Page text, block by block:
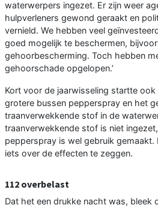
waterwerpers ingezet. Er zijn weer
hulpverleners gewond geraakt en
vernield. We hebben veel
goed mogelijk te beschermen,
gehoorbescherming. Toch hebben
gehoorschade opgelopen.’
Kort voor de jaarwisseling startte
grotere bussen pepperspray en het
traanverwekkende stof in de
traanverwekkende stof is niet
pepperspray is wel gebruik
iets over de effecten te zeggen.
112 overbelast
Dat het een drukke nacht was, bleek